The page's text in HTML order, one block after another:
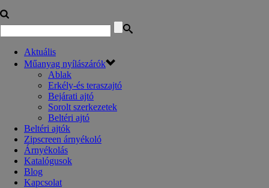
Aktuális
Műanyag nyílászárók
Ablak
Erkély-és teraszajtó
Bejárati ajtó
Sorolt szerkezetek
Beltéri ajtó
Beltéri ajtók
Zipscreen árnyékoló
Árnyékolás
Katalógusok
Blog
Kapcsolat